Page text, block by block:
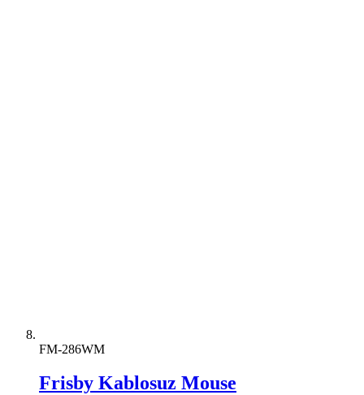
FM-286WM
Frisby Kablosuz Mouse